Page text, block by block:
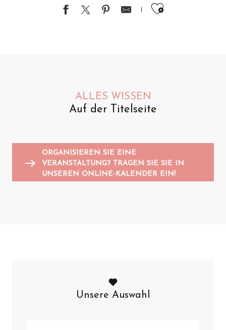
Ajouter
ALLES WISSEN
Auf der Titelseite
ORGANISIEREN SIE EINE
VERANSTALTUNG? TRAGEN SIE SIE IN
UNSEREN ONLINE-KALENDER EIN!
Unsere Auswahl